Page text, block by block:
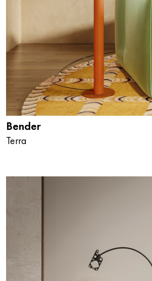
Bender
Terra